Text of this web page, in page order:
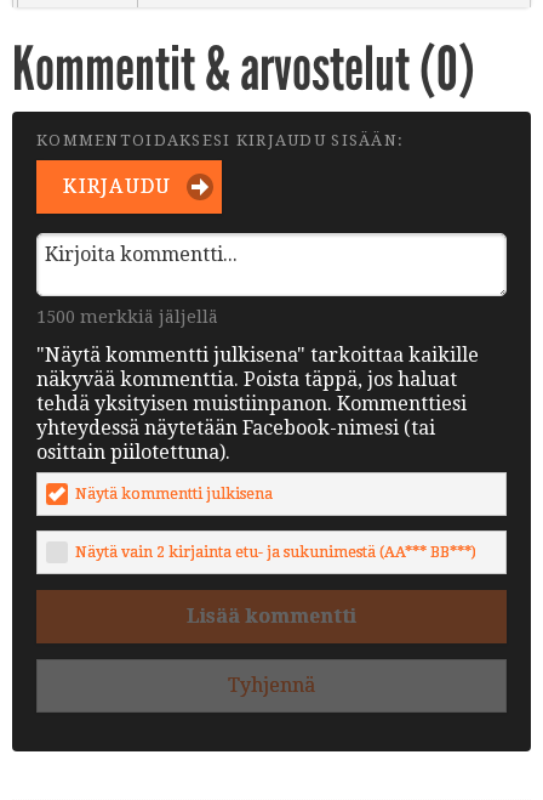
Kommentit & arvostelut (0)
KOMMENTOIDAKSESI KIRJAUDU SISÄÄN:
KIRJAUDU
1500 merkkiä jäljellä
"Näytä kommentti julkisena" tarkoittaa kaikille
näkyvää kommenttia. Poista täppä, jos haluat
tehdä yksityisen muistiinpanon. Kommenttiesi
yhteydessä näytetään Facebook-nimesi (tai
osittain piilotettuna).
Näytä kommentti julkisena
Näytä vain 2 kirjainta etu- ja sukunimestä (AA*** BB***)
Lisää kommentti
Tyhjennä